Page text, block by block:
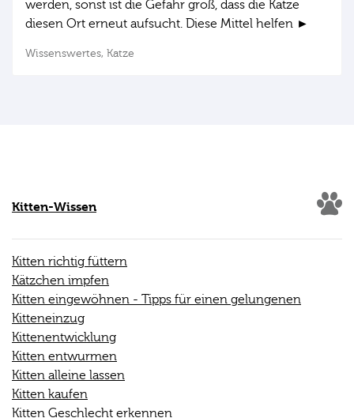
werden, sonst ist die Gefahr groß, dass die Katze
diesen Ort erneut aufsucht. Diese Mittel helfen ►
Wissenswertes, Katze
Kitten-Wissen
Kitten richtig füttern
Kätzchen impfen
Kitten eingewöhnen - Tipps für einen gelungenen
Kitteneinzug
Kittenentwicklung
Kitten entwurmen
Kitten alleine lassen
Kitten kaufen
Kitten Geschlecht erkennen